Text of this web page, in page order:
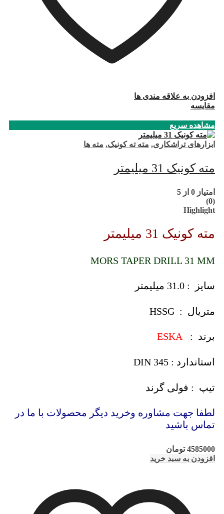
افزودن به علاقه مندی ها
مقایسه
مشاهده سریع
ابزارهای تراشکاری, مته ته کونیک, مته ها
مته کونیک 31 میلیمتر
امتیاز 0 از 5
(0)
Highlight
مته کونیک 31 میلیمتر
MORS TAPER DRILL 31 MM
سایز : 31.0 میلیمتر
متریال : HSSG
برند : ESKA
استاندارد : DIN 345
تیپ : فولی گرند
لطفا جهت مشاوره وخرید دیگر محصولات با ما در
تماس باشید
4585000 تومان
افزودن به سبد خرید